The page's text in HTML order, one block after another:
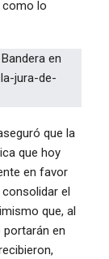
como lo
que la
que hoy
en favor
el
que, al
portarán en